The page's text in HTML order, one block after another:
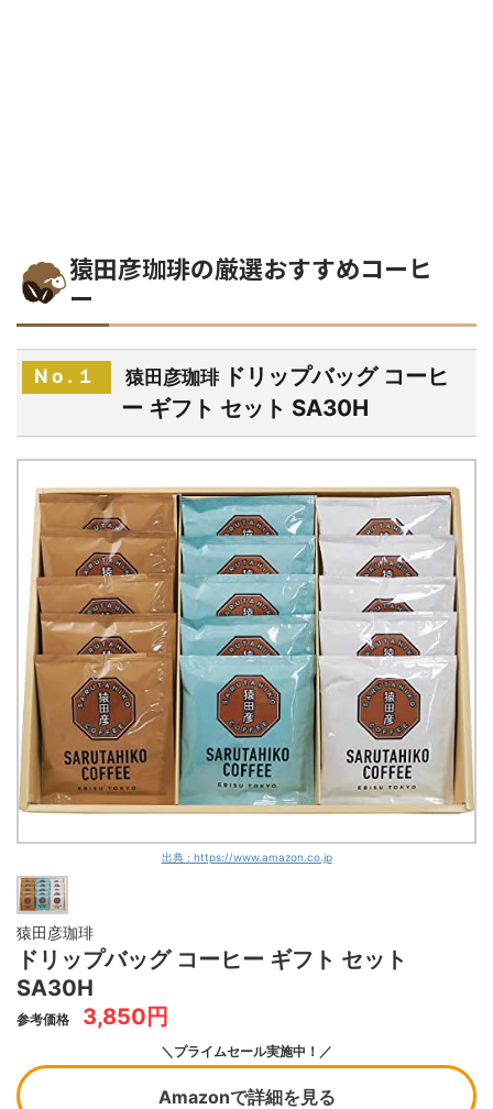
猿田彦珈琲の厳選おすすめコーヒ
ー
No.１ 猿田彦珈琲 ドリップバッグ コーヒ
ー ギフト セット SA30H
出典 : https://www.amazon.co.jp
猿田彦珈琲
ドリップバッグ コーヒー ギフト セット
SA30H
参考価格 3,850円
＼プライムセール実施中！／
Amazonで詳細を見る